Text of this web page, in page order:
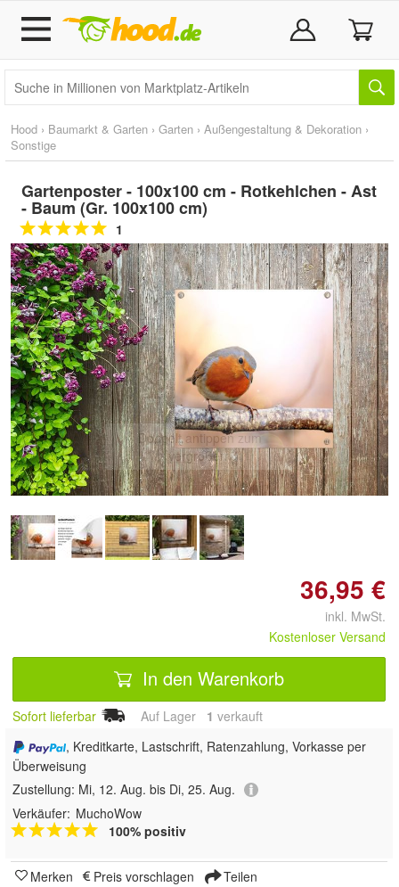
Hood › Baumarkt & Garten › Garten › Außengestaltung & Dekoration ›
Sonstige
Gartenposter - 100x100 cm - Rotkehlchen - Ast
- Baum (Gr. 100x100 cm)
1
Doppelt antippen zum
vergrößern
36,95 €
inkl. MwSt.
Kostenloser Versand
In den Warenkorb
Sofort lieferbar Auf Lager 1 verkauft
, Kreditkarte, Lastschrift, Ratenzahlung, Vorkasse per
Überweisung
Zustellung: Mi, 12. Aug. bis Di, 25. Aug.
Verkäufer: MuchoWow
100% positiv
Merken Preis vorschlagen Teilen